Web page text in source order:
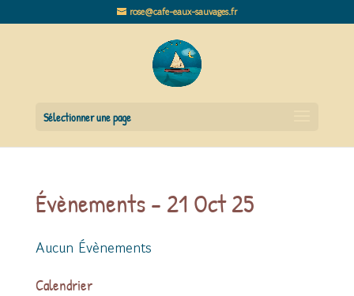
rose@cafe-eaux-sauvages.fr
Sélectionner une page
Évènements - 21 Oct 25
Aucun Évènements
Calendrier